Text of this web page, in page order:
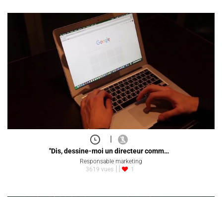
|
"Dis, dessine-moi un directeur comm…
Responsable marketing
3619 vues
1